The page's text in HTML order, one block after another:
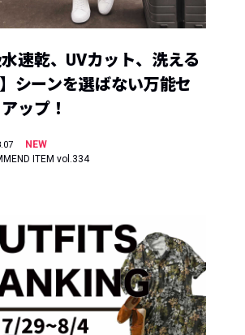
水速乾、UVカット、洗える
シーンを選ばない万能セ
ップ！
NEW
ITEM vol.334